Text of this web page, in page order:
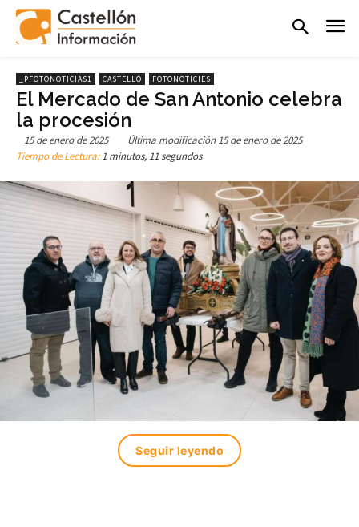
_PFOTONOTICIAS1 CASTELLÓ FOTONOTICIES
El Mercado de San Antonio celebra
la procesión
15 de enero de 2025 Última modificación 15 de enero de 2025
Tiempo de Lectura:1 minutos, 11 segundos
Seguir leyendo